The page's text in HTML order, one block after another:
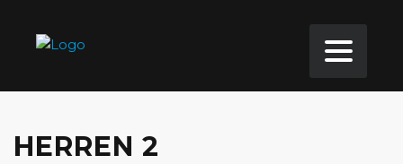
HERREN 2